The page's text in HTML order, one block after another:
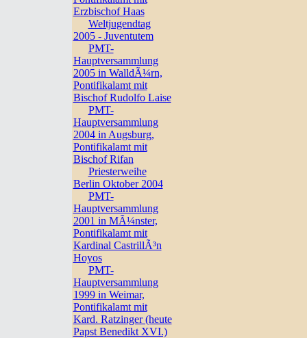
Erzbischof Haas
Weltjugendtag
2005 - Juventutem
PMT-
Hauptversammlung
2005 in WalldÃ¼rn,
Pontifikalamt mit
Bischof Rudolfo Laise
PMT-
Hauptversammlung
2004 in Augsburg,
Pontifikalamt mit
Bischof Rifan
Priesterweihe
Berlin Oktober 2004
PMT-
Hauptversammlung
2001 in MÃ¼nster,
Pontifikalamt mit
Kardinal CastrillÃ³n
Hoyos
PMT-
Hauptversammlung
1999 in Weimar,
Pontifikalamt mit
Kard. Ratzinger (heute
Papst Benedikt XVI.)